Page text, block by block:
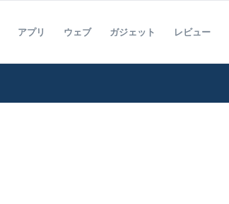
アプリ ウェブ ガジェット レビュー